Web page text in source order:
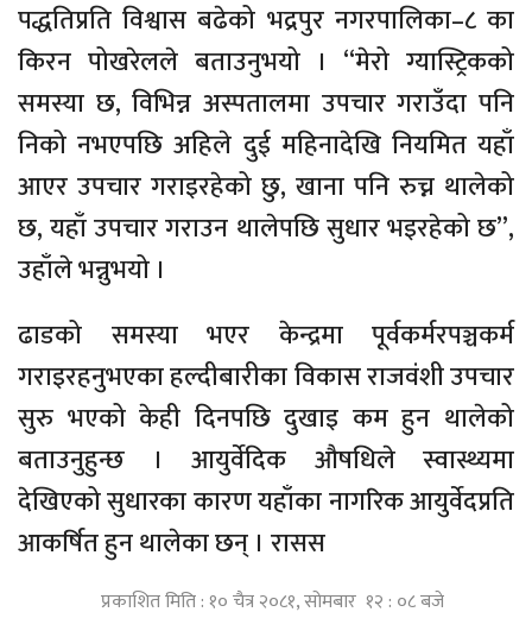
पद्धतिप्रति विश्वास बढेको भद्रपुर नगरपालिका–८ का
किरन पोखरेलले बताउनुभयो । “मेरो ग्यास्ट्रिकको
समस्या छ, विभिन्न अस्पतालमा उपचार गराउँदा पनि
निको नभएपछि अहिले दुई महिनादेखि नियमित यहाँ
आएर उपचार गराइरहेको छु, खाना पनि रुच्न थालेको
छ, यहाँ उपचार गराउन थालेपछि सुधार भइरहेको छ”,
उहाँले भन्नुभयो ।
ढाडको समस्या भएर केन्द्रमा पूर्वकर्मरपञ्चकर्म
गराइरहनुभएका हल्दीबारीका विकास राजवंशी उपचार
सुरु भएको केही दिनपछि दुखाइ कम हुन थालेको
बताउनुहुन्छ । आयुर्वेदिक औषधिले स्वास्थ्यमा
देखिएको सुधारका कारण यहाँका नागरिक आयुर्वेदप्रति
आकर्षित हुन थालेका छन् । रासस
प्रकाशित मिति : १० चैत्र २०८१, सोमबार १२ : ०८ बजे